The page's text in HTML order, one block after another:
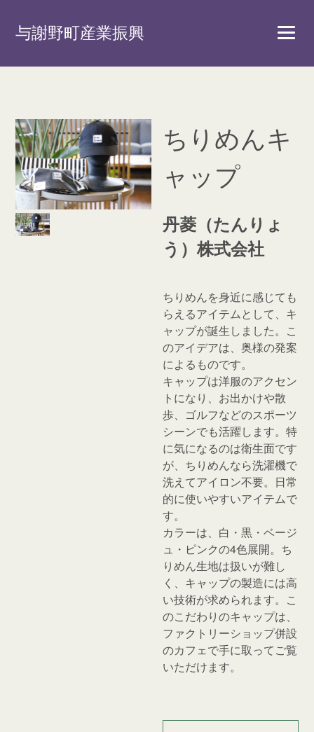
与謝野町産業振興
ちりめんキ
ャップ
丹菱（たんりょ
う）株式会社
ちりめんを身近に感じても
らえるアイテムとして、キ
ャップが誕生しました。こ
のアイデアは、奥様の発案
によるものです。
キャップは洋服のアクセン
トになり、お出かけや散
歩、ゴルフなどのスポーツ
シーンでも活躍します。特
に気になるのは衛生面です
が、ちりめんなら洗濯機で
洗えてアイロン不要。日常
的に使いやすいアイテムで
す。
カラーは、白・黒・ベージ
ュ・ピンクの4色展開。ち
りめん生地は扱いが難し
く、キャップの製造には高
い技術が求められます。こ
のこだわりのキャップは、
ファクトリーショップ併設
のカフェで手に取ってご覧
いただけます。